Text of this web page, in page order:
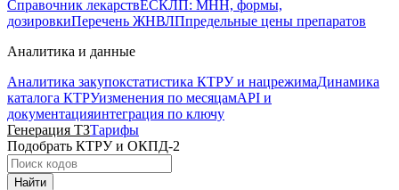
Справочник лекарствЕСКЛП: МНН, формы,
дозировкиПеречень ЖНВЛПпредельные цены препаратов
Аналитика и данные
Аналитика закупокстатистика КТРУ и нацрежимаДинамика
каталога КТРУизменения по месяцамAPI и
документацияинтеграция по ключу
Генерация ТЗТарифы
Подобрать КТРУ и ОКПД-2
Найти